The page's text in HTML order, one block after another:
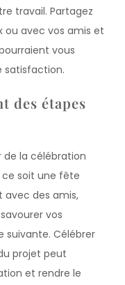
travail. Partagez
ou avec vos amis et
vous
satisfaction.
des étapes
de la célébration
soit une fête
des amis,
vos
suivante. Célébrer
projet peut
et rendre le